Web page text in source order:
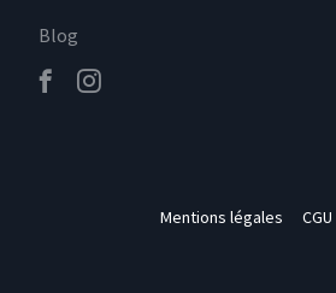
Blog
Mentions légales CGU